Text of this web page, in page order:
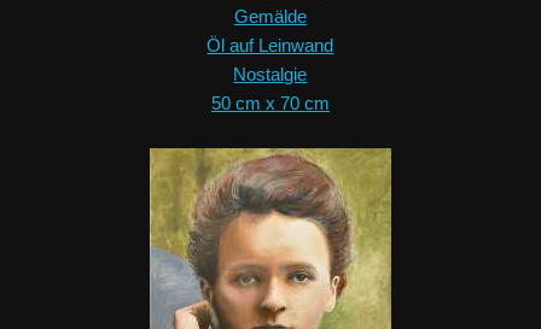
Gemälde
Öl auf Leinwand
Nostalgie
50 cm x 70 cm